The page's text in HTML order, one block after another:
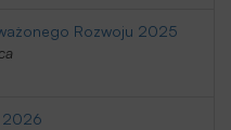
Rozwoju 2025
2026